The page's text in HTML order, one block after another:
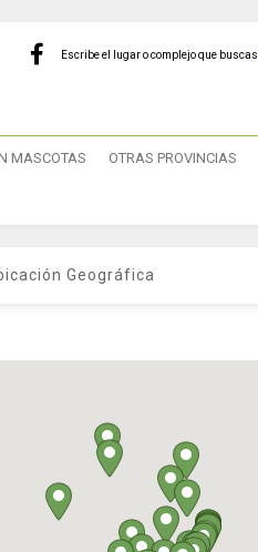
Escribe el lugar o complejo que buscas
MASCOTAS OTRAS PROVINCIAS
Geográfica